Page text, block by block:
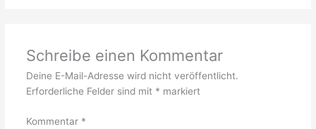
Schreibe einen Kommentar
Deine E-Mail-Adresse wird nicht veröffentlicht.
Erforderliche Felder sind mit * markiert
Kommentar *